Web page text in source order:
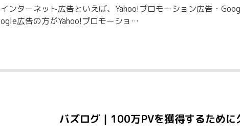
インターネット広告といえば、Yahoo!プロモーション広告・
ogle広告の方がYahoo!プロモーショ…
バズログ｜100万PVを獲得するために